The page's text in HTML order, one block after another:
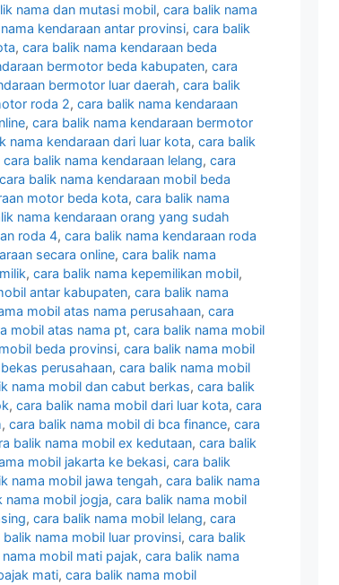
nama dan mutasi mobil, cara balik nama
kendaraan antar provinsi, cara balik
, cara balik nama kendaraan beda
bermotor beda kabupaten, cara
bermotor luar daerah, cara balik
roda 2, cara balik nama kendaraan
, cara balik nama kendaraan bermotor
nama kendaraan dari luar kota, cara balik
cara balik nama kendaraan lelang, cara
cara balik nama kendaraan mobil beda
motor beda kota, cara balik nama
nama kendaraan orang yang sudah
roda 4, cara balik nama kendaraan roda
secara online, cara balik nama
, cara balik nama kepemilikan mobil,
antar kabupaten, cara balik nama
mobil atas nama perusahaan, cara
mobil atas nama pt, cara balik nama mobil
beda provinsi, cara balik nama mobil
perusahaan, cara balik nama mobil
nama mobil dan cabut berkas, cara balik
, cara balik nama mobil dari luar kota, cara
, cara balik nama mobil di bca finance, cara
balik nama mobil ex kedutaan, cara balik
mobil jakarta ke bekasi, cara balik
nama mobil jawa tengah, cara balik nama
nama mobil jogja, cara balik nama mobil
, cara balik nama mobil lelang, cara
balik nama mobil luar provinsi, cara balik
mobil mati pajak, cara balik nama
mati, cara balik nama mobil